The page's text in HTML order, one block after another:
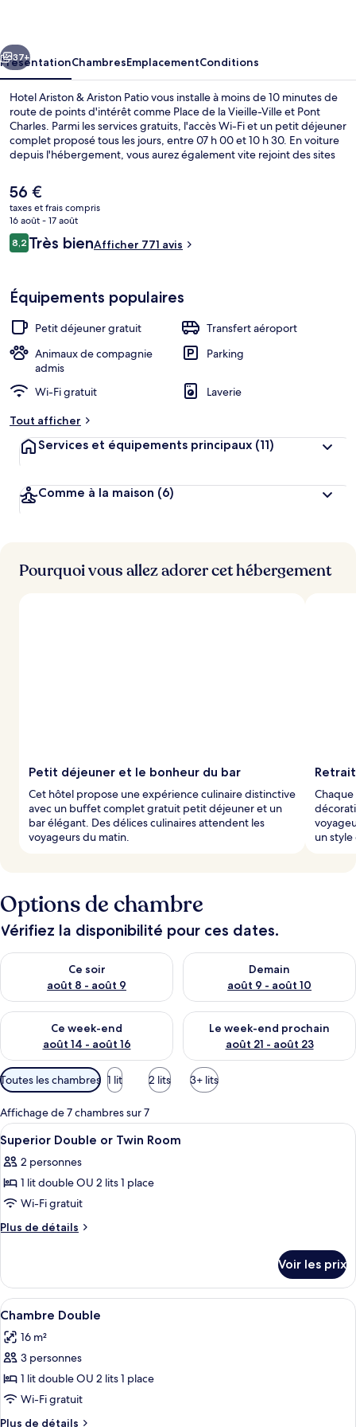
Patio
Suivant
37+
PrésentationChambresEmplacementConditions
Hotel Ariston & Ariston Patio vous installe à moins de 10 minutes de
route de points d'intérêt comme Place de la Vieille-Ville et Pont
Charles. Parmi les services gratuits, l'accès Wi-Fi et un petit déjeuner
complet proposé tous les jours, entre 07 h 00 et 10 h 30. En voiture
depuis l'hébergement, vous aurez également vite rejoint des sites
L'hébergement se situe à une très courte distance à pied des
transports publics : Arrêt de tram Husinecká se trouve à 4 min et
Arrêt de tram Lipanská, à 5 min.
Le
prix
actuel
est
de
56 €
taxes et frais compris
16 août - 17 août
Avis
voyageurs
8,28,2 sur 10
Très bienAfficher 771 avis
Équipements populaires
Petit déjeuner gratuit
Transfert aéroport
Animaux de compagnie
admis
Parking
Wi-Fi gratuit
Laverie
Tout afficher
Services et équipements principaux (11)
Comme à la maison (6)
Pourquoi vous allez adorer cet hébergement
Petit déjeuner et le bonheur du bar
Cet hôtel propose une expérience culinaire distinctive
avec un buffet complet gratuit petit déjeuner et un
bar élégant. Des délices culinaires attendent les
voyageurs du matin.
un
Options de chambre
Vérifiez la disponibilité pour ces dates.
Ce soir
août 8 - août 9
Vérifier la disponibilité pour ce soir août 8 - août 9
Demain
août 9 - août 10
Vérifier la disponibilité pour
Ce week-end
août 14 - août 16
Vérifier la disponibilité pour ce week-end août 14 - août 16
Le week-end prochain
août 21 - août 23
Vérifier la disponibilité pour
Filtres
disponibles
pour
les
chambres
Toutes les chambres 1 lit 2 lits 3+ lits
Affichage de 7 chambres sur 7
Afficher
toutes
les
photos
pour
ce
chambre :
Superior
Double
or
Twin
Room
Minibar, coffres-forts dans les
2
Superior Double or Twin Room
2 personnes
1 lit double OU 2 lits 1 place
Wi-Fi gratuit
Plus de détails
Plus
le
type
de
Superior
Double
Twin
Room
Voir les prix
Afficher
toutes
les
photos
pour
ce
type
Une chambre d’hôtel avec un
12
Chambre Double
16 m²
3 personnes
1 lit double OU 2 lits 1 place
Wi-Fi gratuit
Plus de détails
Plus